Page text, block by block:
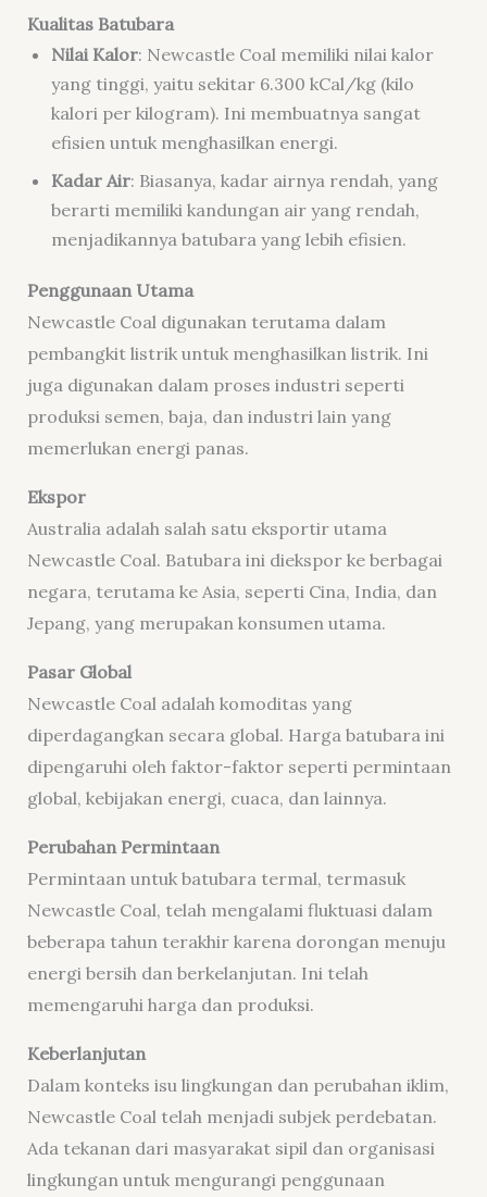
Kualitas Batubara
Nilai Kalor: Newcastle Coal memiliki nilai kalor
yang tinggi, yaitu sekitar 6.300 kCal/kg (kilo
kalori per kilogram). Ini membuatnya sangat
efisien untuk menghasilkan energi.
Kadar Air: Biasanya, kadar airnya rendah, yang
berarti memiliki kandungan air yang rendah,
menjadikannya batubara yang lebih efisien.
Penggunaan Utama
Newcastle Coal digunakan terutama dalam
pembangkit listrik untuk menghasilkan listrik. Ini
juga digunakan dalam proses industri seperti
produksi semen, baja, dan industri lain yang
memerlukan energi panas.
Ekspor
Australia adalah salah satu eksportir utama
Newcastle Coal. Batubara ini diekspor ke berbagai
negara, terutama ke Asia, seperti Cina, India, dan
Jepang, yang merupakan konsumen utama.
Pasar Global
Newcastle Coal adalah komoditas yang
diperdagangkan secara global. Harga batubara ini
dipengaruhi oleh faktor-faktor seperti permintaan
global, kebijakan energi, cuaca, dan lainnya.
Perubahan Permintaan
Permintaan untuk batubara termal, termasuk
Newcastle Coal, telah mengalami fluktuasi dalam
beberapa tahun terakhir karena dorongan menuju
energi bersih dan berkelanjutan. Ini telah
memengaruhi harga dan produksi.
Keberlanjutan
Dalam konteks isu lingkungan dan perubahan iklim,
Newcastle Coal telah menjadi subjek perdebatan.
Ada tekanan dari masyarakat sipil dan organisasi
lingkungan untuk mengurangi penggunaan